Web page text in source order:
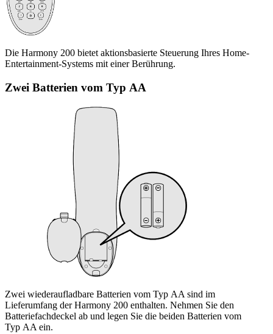
Die Harmony 200 bietet aktionsbasierte Steuerung Ihres Home-
Entertainment-Systems mit einer Berührung.
Zwei Batterien vom Typ AA
Zwei wiederaufladbare Batterien vom Typ AA sind im
Lieferumfang der Harmony 200 enthalten. Nehmen Sie den
Batteriefachdeckel ab und legen Sie die beiden Batterien vom
Typ AA ein.